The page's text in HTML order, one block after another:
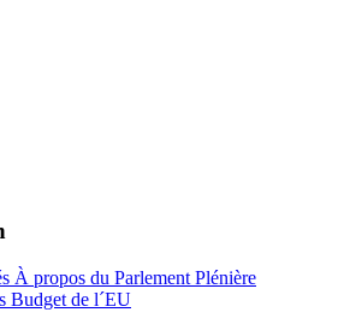
À propos du Parlement Plénière
Budget de l´EU